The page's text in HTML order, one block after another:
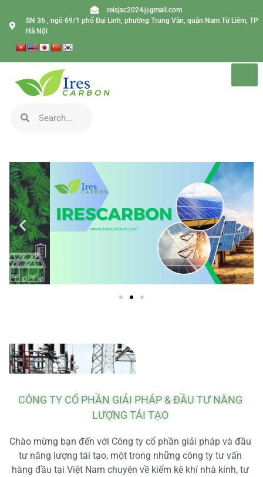
reisjsc2024@gmail.com
SN 36 , ngõ 69/1 phố Đại Linh, phường Trung Văn, quận Nam Từ Liêm, TP
Hà Nội
CÔNG TY CỔ PHẦN GIẢI PHÁP & ĐẦU TƯ NĂNG
LƯỢNG TÁI TẠO
Chào mừng bạn đến với Công ty cổ phần giải pháp và đầu
tư năng lượng tái tạo, một trong những công ty tư vấn
hàng đầu tại Việt Nam chuyên về kiểm kê khí nhà kính, tư